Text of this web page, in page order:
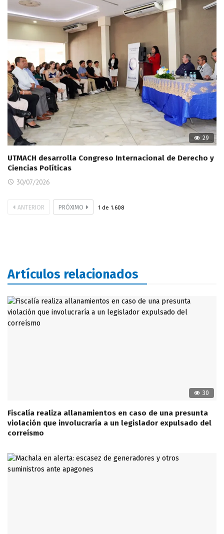
29
UTMACH desarrolla Congreso Internacional de Derecho y
Ciencias Políticas
30/07/2026
ANTERIOR PRÓXIMO 1 de 1.608
Artículos relacionados
30
Fiscalía realiza allanamientos en caso de una presunta
violación que involucraría a un legislador expulsado del
correísmo